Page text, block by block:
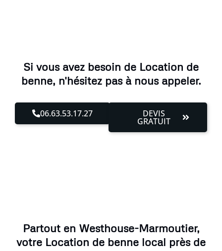
Si vous avez besoin de Location de
benne, n'hésitez pas à nous appeler.
06.63.53.17.27 DEVIS
GRATUIT
Partout en Westhouse-Marmoutier,
votre Location de benne local près de